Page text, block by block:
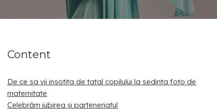
Content
De ce sa vii insotita de tatal copilului la sedinta foto de
maternitate
Celebrăm iubirea și parteneriatul